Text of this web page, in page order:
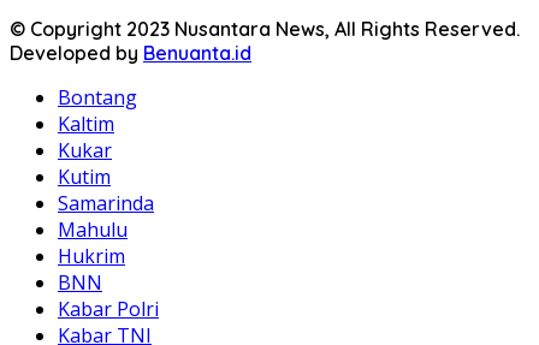
© Copyright 2023 Nusantara News, All Rights Reserved.
Developed by Benuanta.id
Bontang
Kaltim
Kukar
Kutim
Samarinda
Mahulu
Hukrim
BNN
Kabar Polri
Kabar TNI